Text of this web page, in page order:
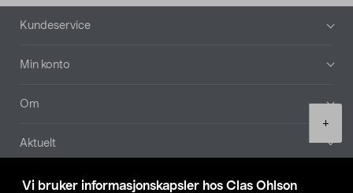
Vi bruker informasjonskapsler hos Clas Ohlson
+
Bunntekst
Kundeservice
Min konto
Om
Aktuelt
Våre selskaper